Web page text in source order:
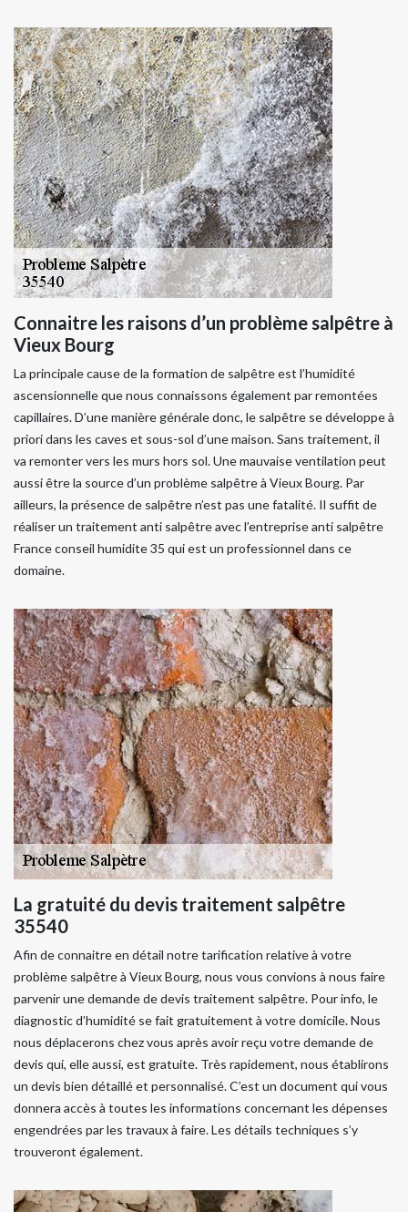
Connaitre les raisons d’un problème salpêtre à
Vieux Bourg
La principale cause de la formation de salpêtre est l’humidité
ascensionnelle que nous connaissons également par remontées
capillaires. D’une manière générale donc, le salpêtre se développe à
priori dans les caves et sous-sol d’une maison. Sans traitement, il
va remonter vers les murs hors sol. Une mauvaise ventilation peut
aussi être la source d’un problème salpêtre à Vieux Bourg. Par
ailleurs, la présence de salpêtre n’est pas une fatalité. Il suffit de
réaliser un traitement anti salpêtre avec l’entreprise anti salpêtre
France conseil humidite 35 qui est un professionnel dans ce
domaine.
La gratuité du devis traitement salpêtre
35540
Afin de connaitre en détail notre tarification relative à votre
problème salpêtre à Vieux Bourg, nous vous convions à nous faire
parvenir une demande de devis traitement salpêtre. Pour info, le
diagnostic d’humidité se fait gratuitement à votre domicile. Nous
nous déplacerons chez vous après avoir reçu votre demande de
devis qui, elle aussi, est gratuite. Très rapidement, nous établirons
un devis bien détaillé et personnalisé. C’est un document qui vous
donnera accès à toutes les informations concernant les dépenses
engendrées par les travaux à faire. Les détails techniques s’y
trouveront également.